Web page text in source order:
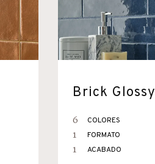
Brick Glossy
6 COLORES
1 FORMATO
1 ACABADO